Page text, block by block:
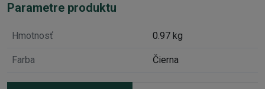
Parametre produktu
Hmotnosť 0.97 kg
Farba Čierna